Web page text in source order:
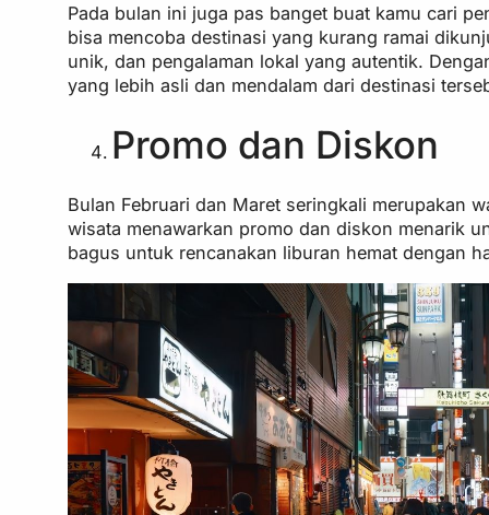
Pada bulan ini juga pas banget buat kamu cari
bisa mencoba destinasi yang kurang ramai
unik, dan pengalaman lokal yang autentik.
yang lebih asli dan mendalam dari destinasi
Promo dan Diskon
Bulan Februari dan Maret seringkali merupakan
wisata menawarkan promo dan diskon menarik
bagus untuk rencanakan liburan hemat dengan